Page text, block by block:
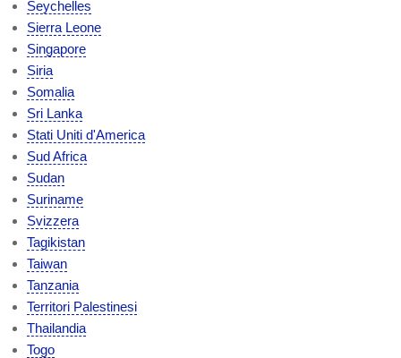
Seychelles
Sierra Leone
Singapore
Siria
Somalia
Sri Lanka
Stati Uniti d'America
Sud Africa
Sudan
Suriname
Svizzera
Tagikistan
Taiwan
Tanzania
Territori Palestinesi
Thailandia
Togo